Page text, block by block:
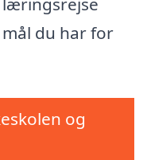
du har for
og